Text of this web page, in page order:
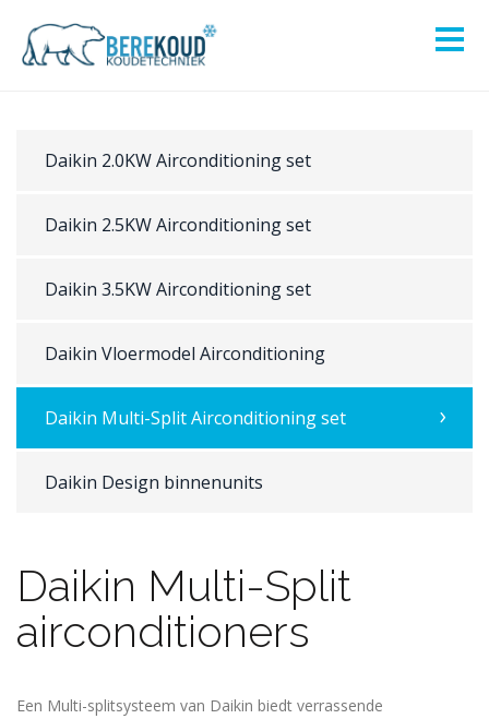
Daikin 2.0KW Airconditioning set
Daikin 2.5KW Airconditioning set
Daikin 3.5KW Airconditioning set
Daikin Vloermodel Airconditioning
Daikin Multi-Split Airconditioning set
Daikin Design binnenunits
Daikin Multi-Split
airconditioners
Een Multi-splitsysteem van Daikin biedt verrassende